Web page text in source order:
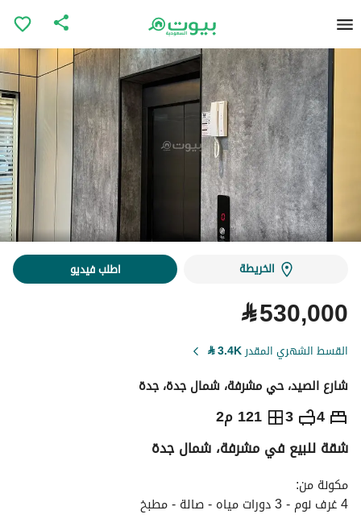
الخريطة اطلب فيديو
⃁530,000
القسط الشهري المقدر3.4K
⃁
شارع الصيد، حي مشرفة، شمال جدة، جدة
4
3 121 م2 ⃁
530,000
التفاصيل معلومات ترخيص الإعلان
شقة للبيع في مشرفة، شمال جدة
مكونة من:
4 غرف نوم - 3 دورات مياه - صالة - مطبخ